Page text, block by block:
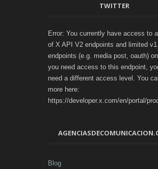
TWITTER
Error: You currently have access to
of X API V2 endpoints and limited
endpoints (e.g. media post, oauth)
you need access to this endpoint,
need a different access level. You
more here:
https://developer.x.com/en/portal/
Blog